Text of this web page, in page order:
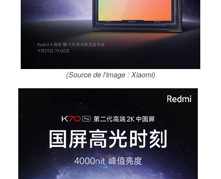
(Source de l'image : Xiaomi)